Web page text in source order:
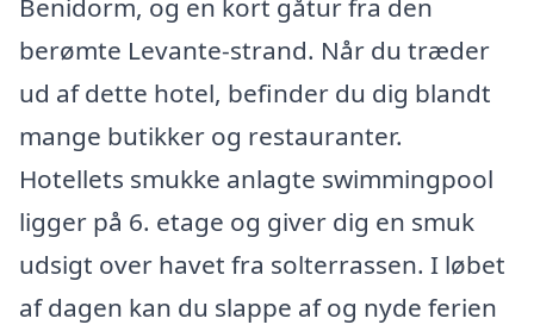
Benidorm, og en kort gåtur fra den
berømte Levante-strand. Når du træder
ud af dette hotel, befinder du dig blandt
mange butikker og restauranter.
Hotellets smukke anlagte swimmingpool
ligger på 6. etage og giver dig en smuk
udsigt over havet fra solterrassen. I løbet
af dagen kan du slappe af og nyde ferien